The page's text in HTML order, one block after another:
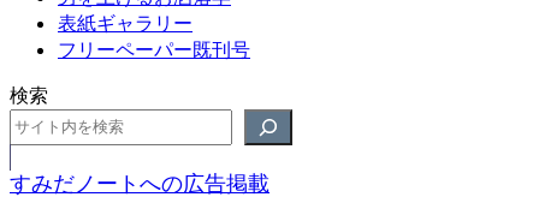
表紙ギャラリー
フリーペーパー既刊号
検索
すみだノートへの広告掲載